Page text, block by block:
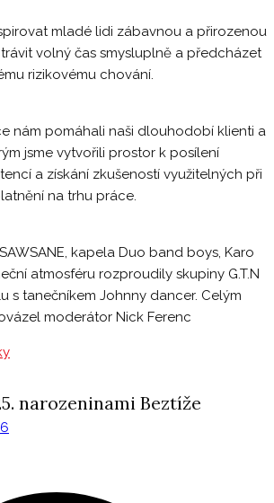
mladé lidi zábavnou a přirozenou
volný čas smysluplně a předcházet
rizikovému chování.
nám pomáhali naši dlouhodobí klienti a
jsme vytvořili prostor k posílení
a získání zkušeností využitelných při
na trhu práce.
kapela Duo band boys, Karo
atmosféru rozproudily skupiny G.T.N
s tanečníkem Johnny dancer. Celým
moderátor Nick Ferenc
narozeninami Beztíže